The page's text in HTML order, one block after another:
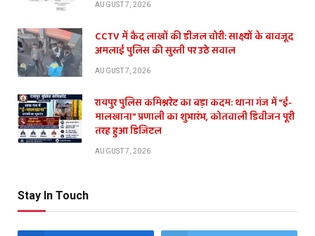
AUGUST 7, 2026
CCTV में कैद लाखों की डीजल चोरी: साक्ष्यों के बावजूद
अमलाई पुलिस की सुस्ती पर उठे सवाल
AUGUST 7, 2026
रायपुर पुलिस कमिश्नरेट का बड़ा कदम: थाना गंज में “ई-
मालखाना” प्रणाली का शुभारंभ, कोतवाली डिवीजन पूरी
तरह हुआ डिजिटल
AUGUST 7, 2026
Stay In Touch